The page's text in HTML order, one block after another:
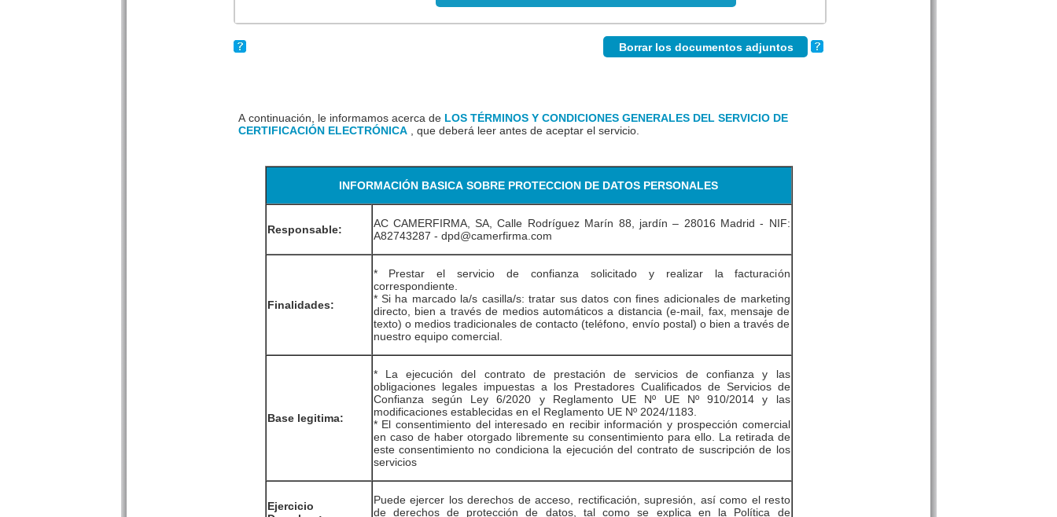
Borrar los documentos adjuntos
A continuación, le informamos acerca de LOS TÉRMINOS Y CONDICIONES GENERALES DEL SERVICIO DE
CERTIFICACIÓN ELECTRÓNICA , que deberá leer antes de aceptar el servicio.
INFORMACIÓN BASICA SOBRE PROTECCION DE DATOS PERSONALES
Responsable:
AC CAMERFIRMA, SA, Calle Rodríguez Marín 88, jardín – 28016 Madrid - NIF:
A82743287 - dpd@camerfirma.com
Finalidades:
* Prestar el servicio de confianza solicitado y realizar la facturación
correspondiente.
* Si ha marcado la/s casilla/s: tratar sus datos con fines adicionales de marketing
directo, bien a través de medios automáticos a distancia (e-mail, fax, mensaje de
texto) o medios tradicionales de contacto (teléfono, envío postal) o bien a través de
nuestro equipo comercial.
Base legitima:
* La ejecución del contrato de prestación de servicios de confianza y las
obligaciones legales impuestas a los Prestadores Cualificados de Servicios de
Confianza según Ley 6/2020 y Reglamento UE Nº UE Nº 910/2014 y las
modificaciones establecidas en el Reglamento UE Nº 2024/1183.
* El consentimiento del interesado en recibir información y prospección comercial
en caso de haber otorgado libremente su consentimiento para ello. La retirada de
este consentimiento no condiciona la ejecución del contrato de suscripción de los
servicios
Ejercicio
Puede ejercer los derechos de acceso, rectificación, supresión, así como el resto
de derechos de protección de datos, tal como se explica en la Política de